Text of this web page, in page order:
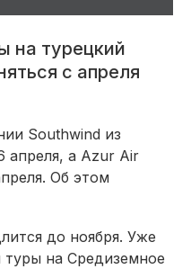
на турецкий
с апреля
Southwind из
апреля, а Azur Air
Об этом
до ноября. Уже
на Средиземное